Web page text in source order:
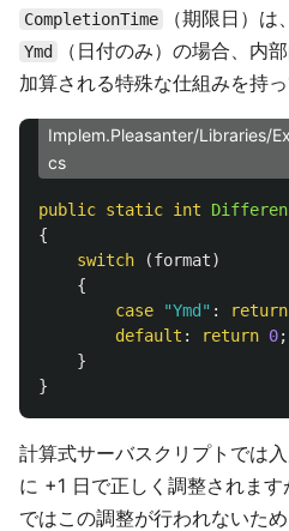
CompletionTime （期限日）
Ymd
（日付のみ）の場合、内
加算される特殊な仕組みを持っ
Implem.Pleasanter/Libraries/
cs
public static int
{
switch
(format)
{
case
"Ymd" : return
default : return 0;
}
}
計算式サーバスクリプトでは
に +1 日で正しく調整されま
ではこの調整が行われないため